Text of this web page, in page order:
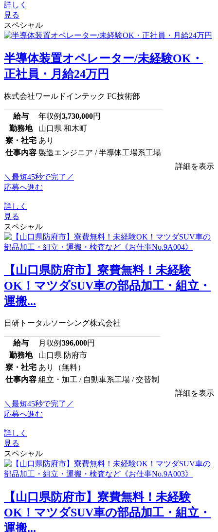
詳しく
見る
スペシャル
半導体装置オペレーター/未経験OK・
正社員・月給24万円
株式会社ワールドインテック FC技術部
給与 年収例 3,730,000円
勤務地
山口県 和木町
寮・社宅 あり
仕事内容 製造エンジニア / 半導体工場系工場
詳細を表示
＼最短45秒で完了／
応募へ進む
詳しく
見る
スペシャル
【山口県防府市】寮費無料！未経験
OK！マツダSUV車の部品加工・組立・
運搬...
日研トータルソーシング株式会社
給与 月収例 396,000円
勤務地
山口県 防府市
寮・社宅 あり（無料）
仕事内容 組立・加工 / 自動車系工場 / 交替制
詳細を表示
＼最短45秒で完了／
応募へ進む
詳しく
見る
スペシャル
【山口県防府市】寮費無料！未経験
OK！マツダSUV車の部品加工・組立・
運搬...